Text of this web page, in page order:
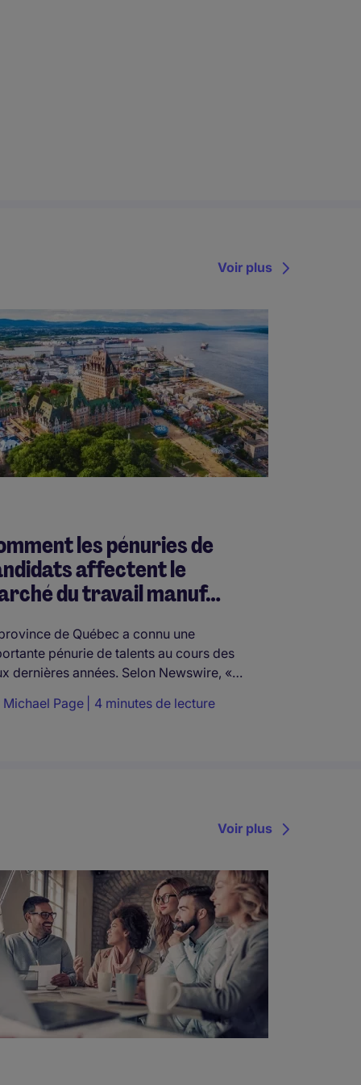
les pénuries de
affectent le
du travail manuf…
de Québec a connu une
pénurie de talents au cours des
dernières années. Selon Newswire, «…
Michael Page 4 minutes de lecture
Voir plus
Voir plus